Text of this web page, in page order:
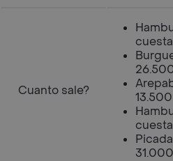
Cuanto sale?
13.500
31.000